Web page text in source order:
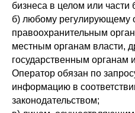
бизнеса в целом или части
б) любому регулирующему
правоохранительным
местным органам власти,
государственным органам
Оператор обязан по
информацию в
законодательством;